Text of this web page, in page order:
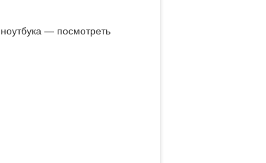
— посмотреть